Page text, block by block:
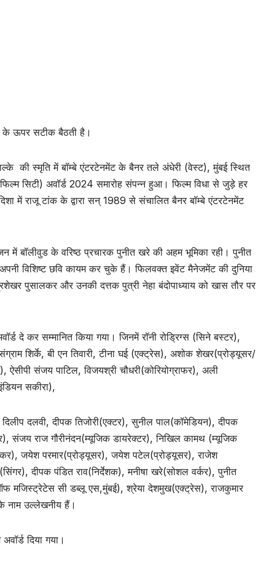
के ऊपर सटीक बैठती है।
की स्मृति में बॉम्बे एंटरटेनमेंट के बैनर तले अंधेरी (वेस्ट), मुंबई स्थित
सिटी) अवॉर्ड 2024 समारोह संपन्न हुआ। फिल्म विधा से जुड़े हर
में राजू टांक के द्वारा सन् 1989 से संचालित बैनर बॉम्बे एंटरटेनमेंट
में बॉलीवुड के वरिष्ठ प्रचारक पुनीत खरे की अहम भूमिका रही। पुनीत
विशिष्ट छवि कायम कर चुके हैं। फिलवक्त इवेंट मैनेजमेंट की दुनिया
पुसालकर और उनकी दत्तक पुत्री नेहा बंदोपाध्याय को खास तौर पर
दे कर सम्मानित किया गया। जिनमें रॉनी रोड्रिग्स (सिने बस्टर),
शिर्के, बी एन तिवारी, टीना घई (एक्ट्रेस), अशोक शेखर(प्रोड्यूसर/
संजय पाटिल, विजयश्री चौधरी(कोरियोग्राफर), अली
सकीरा),
दलवी, दीपक तिजोरी(एक्टर), सुनील पाल(कॉमेडियन), दीपक
संजय राज गौरीनंदन(म्यूजिक डायरेक्टर), निखिल कामथ (म्यूजिक
जयेश परमार(प्रोड्यूसर), जयेश पटेल(प्रोड्यूसर), राजेश
दीपक पंडित राव(निर्देशक), मनीषा खरे(सोशल वर्कर), पुनीत
मजिस्ट्रेटेस सी डब्लू एस,मुंबई), श्रेया देशमुख(एक्ट्रेस), राजकुमार
नाम उल्लेखनीय हैं।
दिया गया।